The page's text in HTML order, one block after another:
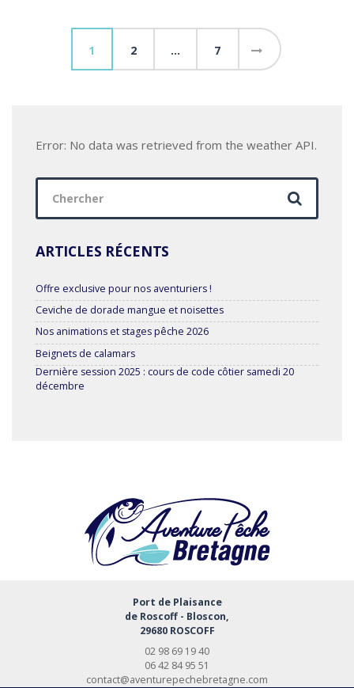
PIED
Pagination
1 2 … 7
Error: No data was retrieved from the weather API.
ARTICLES RÉCENTS
Offre exclusive pour nos aventuriers !
Ceviche de dorade mangue et noisettes
Nos animations et stages pêche 2026
Beignets de calamars
Dernière session 2025 : cours de code côtier samedi 20
décembre
Port de Plaisance
de Roscoff - Bloscon,
29680 ROSCOFF
02 98 69 19 40
06 42 84 95 51
contact@aventurepechebretagne.com